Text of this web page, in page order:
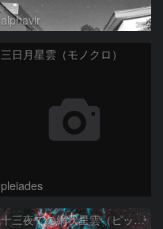
alphavir
三日月星雲（モノクロ）
pleiades
十三夜での網状星雲（ピッカリングの三角）